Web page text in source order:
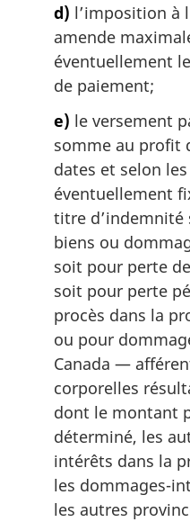
d) l’imposition à
amende
éventuellement
de paiement;
e) le versement
somme au profit
dates et selon
éventuellement
titre
biens ou
soit pour perte
soit pour perte
procès dans la
ou pour
Canada —
corporelles
dont le montant
déterminé, les
intérêts dans la
les dommages-
les autres